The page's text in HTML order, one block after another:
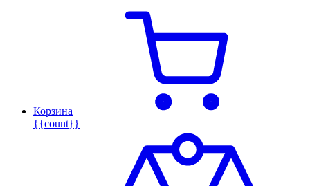
Корзина
{{count}}